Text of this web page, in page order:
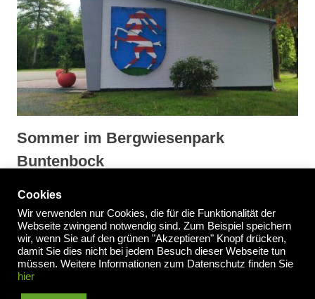
Sommer im Bergwiesenpark
Buntenbock
Impressum/Datenschutzerklärung
Cookies
Wir verwenden nur Cookies, die für die Funktionalität der
Webseite zwingend notwendig sind. Zum Beispiel speichern
wir, wenn Sie auf den grünen "Akzeptieren" Knopf drücken,
damit Sie dies nicht bei jedem Besuch dieser Webseite tun
müssen. Weitere Informationen zum Datenschutz finden Sie
hier